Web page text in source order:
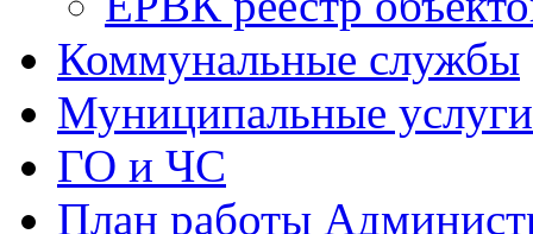
Коммунальные службы
Муниципальные услуги
ГО и ЧС
План работы